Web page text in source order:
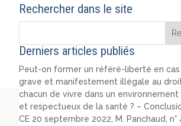
Rechercher dans le site
Derniers articles publiés
Peut-on former un référé-liberté en cas
grave et manifestement illégale au
chacun de vivre dans un
et respectueux de la santé ? –
CE 20 septembre 2022, M. Panchaud, n°